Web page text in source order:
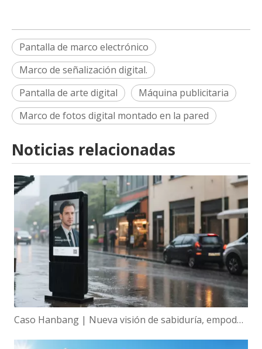
Pantalla de marco electrónico
Marco de señalización digital.
Pantalla de arte digital
Máquina publicitaria
Marco de fotos digital montado en la pared
Noticias relacionadas
Caso Hanbang | Nueva visión de sabiduría, empoderamiento global de la tecnología de visualización inteligente de Hanbang